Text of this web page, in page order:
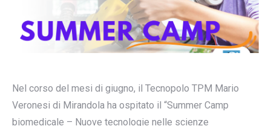
Nel corso del mesi di giugno, il Tecnopolo TPM Mario
Veronesi di Mirandola ha ospitato il “Summer Camp
biomedicale – Nuove tecnologie nelle scienze